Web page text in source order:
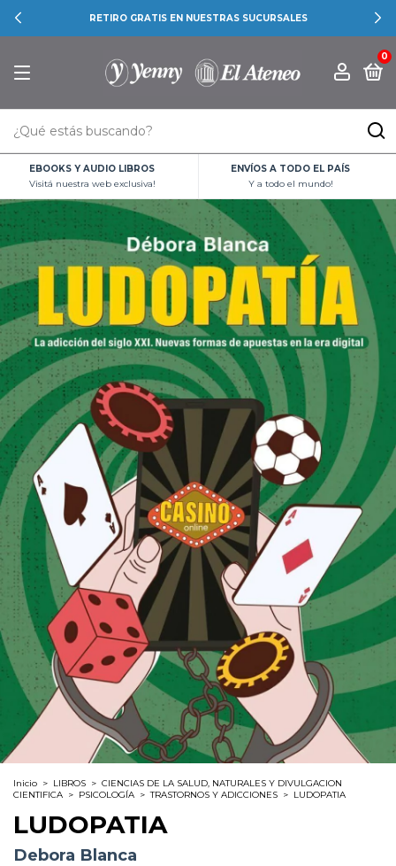
RETIRO GRATIS EN NUESTRAS SUCURSALES
0
EBOOKS Y AUDIO LIBROS
Visitá nuestra web exclusiva!
ENVÍOS A TODO EL PAÍS
Y a todo el mundo!
Inicio > LIBROS > CIENCIAS DE LA SALUD, NATURALES Y DIVULGACION
CIENTIFICA > PSICOLOGÍA > TRASTORNOS Y ADICCIONES > LUDOPATIA
LUDOPATIA
Debora Blanca